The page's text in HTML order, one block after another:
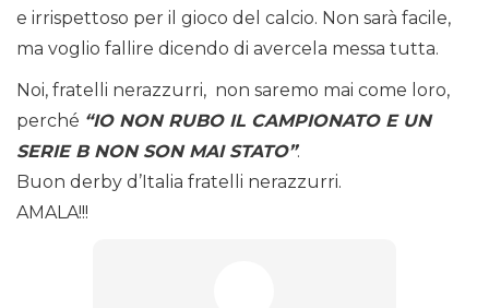
e irrispettoso per il gioco del calcio. Non sarà facile,
ma voglio fallire dicendo di avercela messa tutta.
Noi, fratelli nerazzurri, non saremo mai come loro,
perché “IONON RUBO IL CAMPIONATO E UN
SERIE B NON SON MAI STATO”.
Buon derby d’Italia fratelli nerazzurri.
AMALA!!!